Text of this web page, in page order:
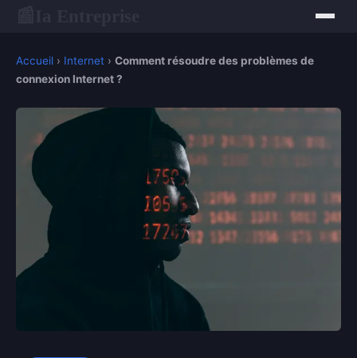
Accueil › Internet › Comment résoudre des problèmes de
connexion Internet ?